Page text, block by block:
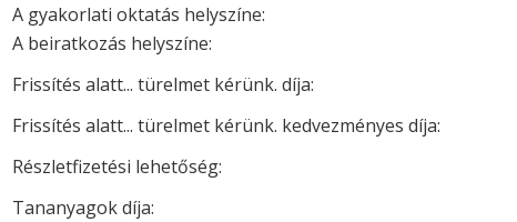
A gyakorlati oktatás helyszíne:
A beiratkozás helyszíne:
Frissítés alatt... türelmet kérünk. díja:
Frissítés alatt... türelmet kérünk. kedvezményes díja:
Részletfizetési lehetőség:
Tananyagok díja: